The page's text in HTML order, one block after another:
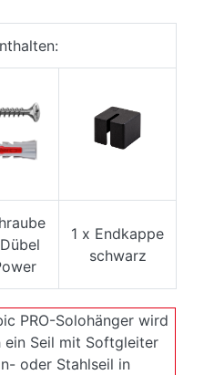
1 x Endkappe
schwarz
PRO-Solohänger wird
ein Seil mit Softgleiter
oder Stahlseil in